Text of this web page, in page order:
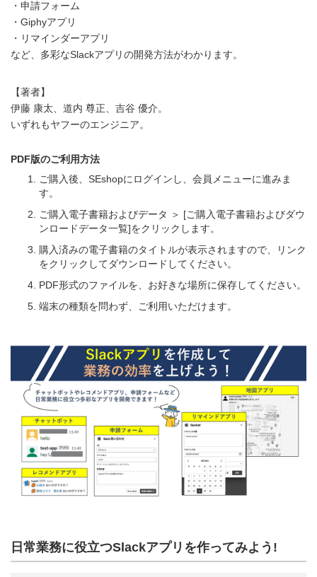
・申請フォーム
・Giphyアプリ
・リマインダーアプリ
など、多彩なSlackアプリの開発方法がわかります。
【著者】
伊藤 康太、道内 尊正、吉谷 優介。
いずれもヤフーのエンジニア。
PDF版のご利用方法
ご購入後、SEshopにログインし、会員メニューに進みま
す。
ご購入電子書籍およびデータ ＞ [ご購入電子書籍およびダウ
ンロードデータ一覧]をクリックします。
購入済みの電子書籍のタイトルが表示されますので、リンク
をクリックしてダウンロードしてください。
PDF形式のファイルを、お好きな場所に保存してください。
端末の種類を問わず、ご利用いただけます。
日常業務に役立つSlackアプリを作ってみよう!